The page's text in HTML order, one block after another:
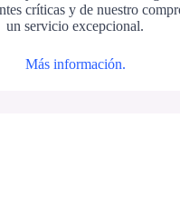
críticas y de nuestro
un servicio excepcional.
Más información.